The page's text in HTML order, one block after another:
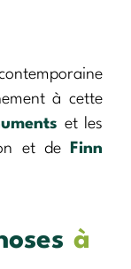
à cette
et les
et de
Finn
à